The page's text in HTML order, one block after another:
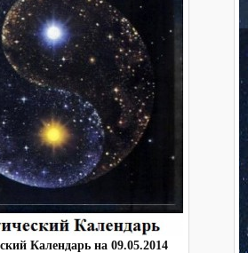
Календарь на 09.05.2014